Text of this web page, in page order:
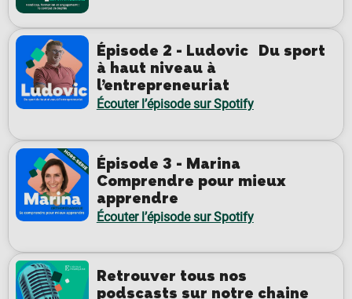
Épisode 2 - Ludovic Du sport
à haut niveau à
l’entrepreneuriat
Écouter l’épisode sur Spotify
Épisode 3 - Marina
Comprendre pour mieux
apprendre
Écouter l’épisode sur Spotify
Retrouver tous nos
podscasts sur notre chaine